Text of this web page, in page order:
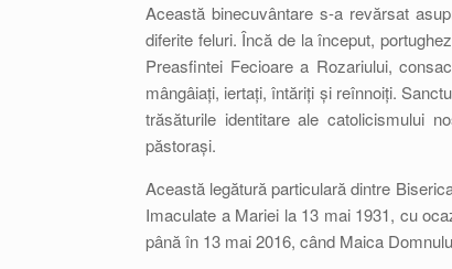
Această binecuvântare s-a revărsat
diferite feluri. Încă de la început,
Preasfintei Fecioare a Rozariului,
mângâiați, iertați, întăriți și reînnoiți.
trăsăturile identitare ale catolicismului
păstorași.
Această legătură particulară dintre
Imaculate a Mariei la 13 mai 1931, cu
până în 13 mai 2016, când Maica